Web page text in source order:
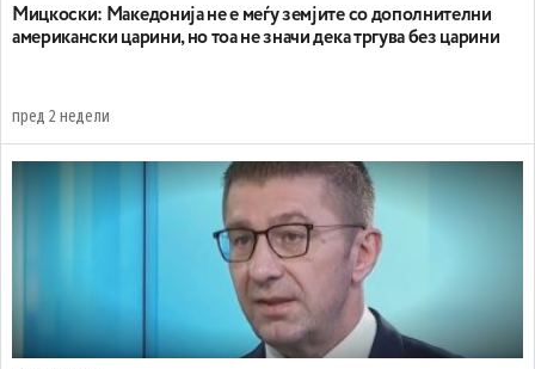
Мицкоски: Македонија не е меѓу земјите со дополнителни
американски царини, но тоа не значи дека тргува без царини
пред 2 недели